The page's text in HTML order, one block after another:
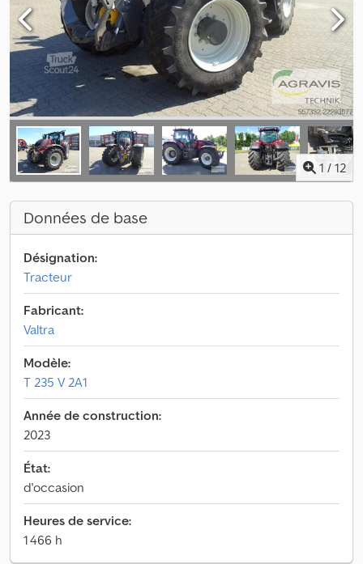
1 / 12
Données de base
Désignation:
Tracteur
Fabricant:
Valtra
Modèle:
T 235 V 2A1
Année de construction:
2023
État:
d'occasion
Heures de service:
1 466 h